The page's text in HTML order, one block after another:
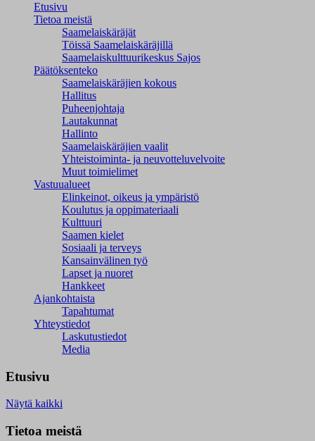
Etusivu
Tietoa meistä
Saamelaiskäräjät
Töissä Saamelaiskäräjillä
Saamelaiskulttuuri­keskus Sajos
Päätöksenteko
Saamelaiskäräjien kokous
Hallitus
Puheenjohtaja
Lautakunnat
Hallinto
Saamelaiskäräjien vaalit
Yhteistoiminta- ja neuvotteluvelvoite
Muut toimielimet
Vastuualueet
Elinkeinot, oikeus ja ympäristö
Koulutus ja oppimateriaali
Kulttuuri
Saamen kielet
Sosiaali ja terveys
Kansainvälinen työ
Lapset ja nuoret
Hankkeet
Ajankohtaista
Tapahtumat
Yhteystiedot
Laskutustiedot
Media
Etusivu
Näytä kaikki
Tietoa meistä